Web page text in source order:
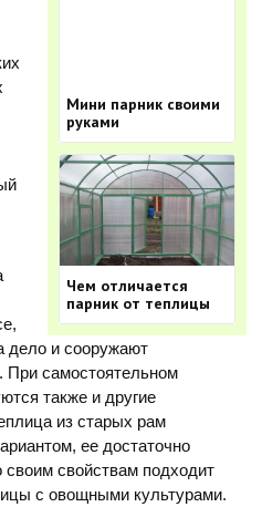
Мини парник своими
руками
Чем отличается
парник от теплицы
дело и сооружают
При самостоятельном
также и другие
из старых рам
ее достаточно
своим свойствам подходит
с овощными культурами.